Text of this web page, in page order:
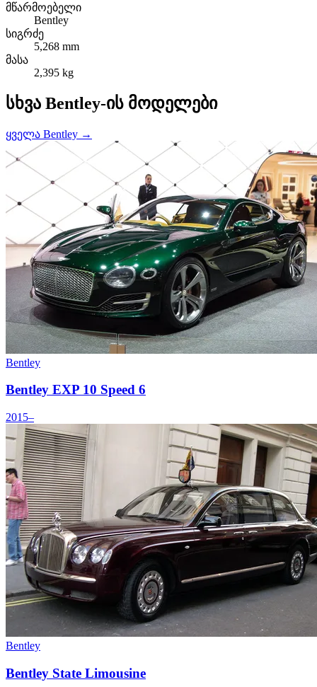
მწარმოებელი
Bentley
სიგრძე
5,268 mm
მასა
2,395 kg
სხვა Bentley-ის მოდელები
ყველა Bentley →
Bentley
Bentley EXP 10 Speed 6
2015–
Bentley
Bentley State Limousine